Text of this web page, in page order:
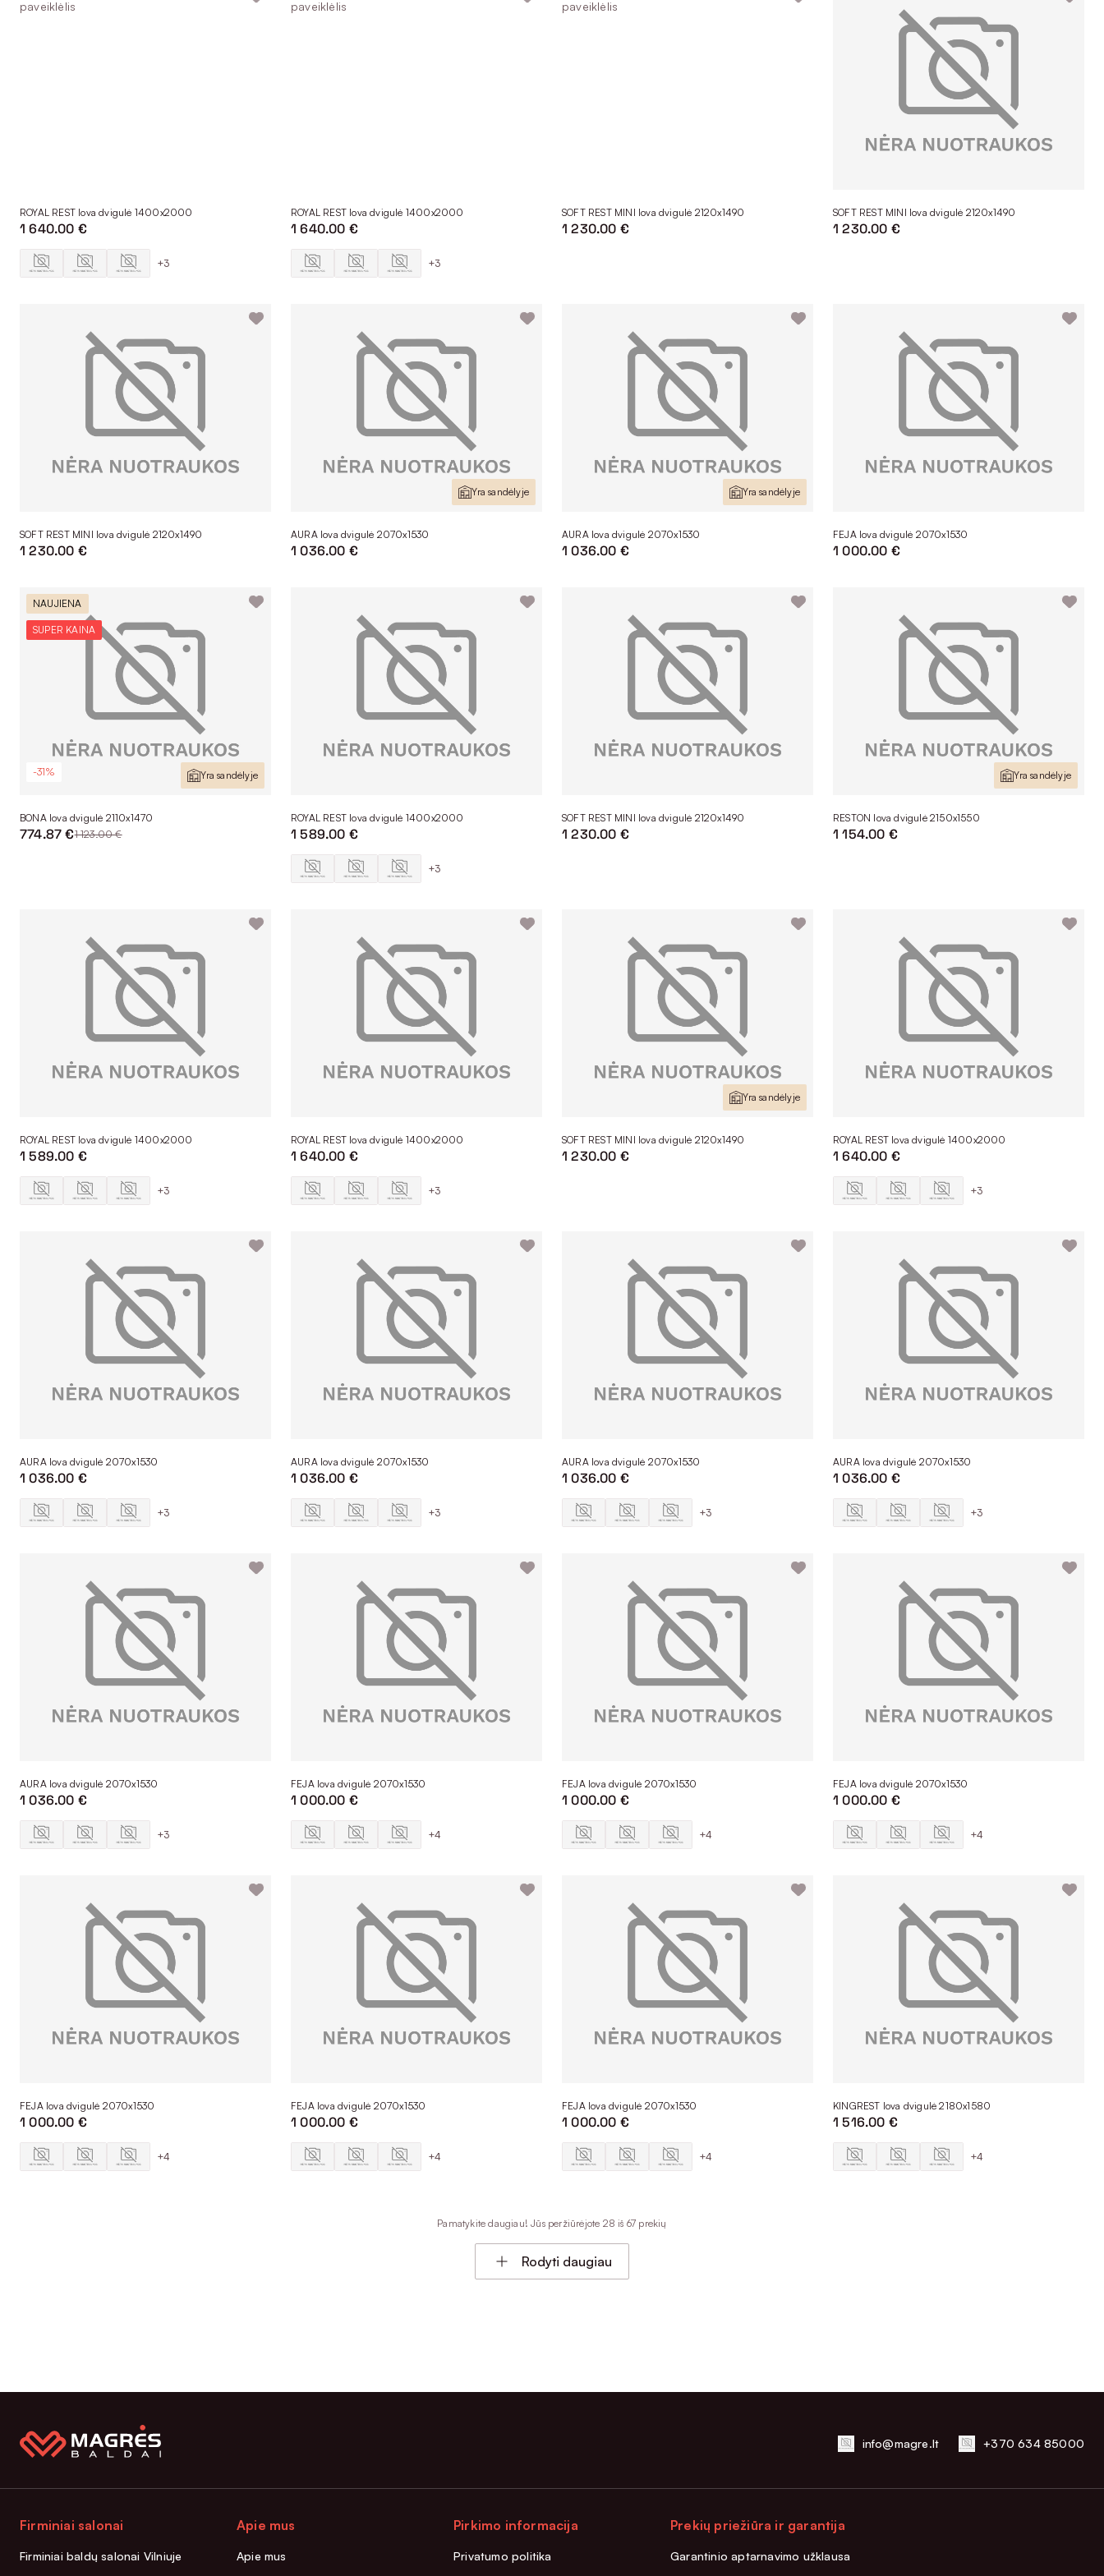
Lietuviškos miegamojo lovos 1400x2000 yra modernios, tvirtos, lengvai pritaikomos bet kokio dizaino interjere. Palyginti kainas ir ypatumus bei užsakyti patogu internetu, bet galite pirkti ir
salonuose – be galimybės realiai įvertinti baldų patogumą, čia galėsite pasinaudoti ir profesionalų konsultacija. Užsukite į salonus Vilniuje, Kaune, Klaipėdoje ar Alytuje. Nemaža dalis modelių
ROYAL REST lova dvigulė 1400x2000
1 640.00 €
+3
ROYAL REST lova dvigulė 1400x2000
1 640.00 €
+3
SOFT REST MINI lova dvigulė 2120x1490
1 230.00 €
SOFT REST MINI lova dvigulė 2120x1490
1 230.00 €
SOFT REST MINI lova dvigulė 2120x1490
1 230.00 €
Yra sandėlyje
AURA lova dvigulė 2070x1530
1 036.00 €
Yra sandėlyje
AURA lova dvigulė 2070x1530
1 036.00 €
FEJA lova dvigulė 2070x1530
1 000.00 €
NAUJIENA
SUPER KAINA
-31% Yra sandėlyje
BONA lova dvigulė 2110x1470
774.87 €1 123.00 €
ROYAL REST lova dvigulė 1400x2000
1 589.00 €
+3
SOFT REST MINI lova dvigulė 2120x1490
1 230.00 €
Yra sandėlyje
RESTON lova dvigulė 2150x1550
1 154.00 €
ROYAL REST lova dvigulė 1400x2000
1 589.00 €
+3
ROYAL REST lova dvigulė 1400x2000
1 640.00 €
+3
Yra sandėlyje
SOFT REST MINI lova dvigulė 2120x1490
1 230.00 €
ROYAL REST lova dvigulė 1400x2000
1 640.00 €
+3
AURA lova dvigulė 2070x1530
1 036.00 €
+3
AURA lova dvigulė 2070x1530
1 036.00 €
+3
AURA lova dvigulė 2070x1530
1 036.00 €
+3
AURA lova dvigulė 2070x1530
1 036.00 €
+3
AURA lova dvigulė 2070x1530
1 036.00 €
+3
FEJA lova dvigulė 2070x1530
1 000.00 €
+4
FEJA lova dvigulė 2070x1530
1 000.00 €
+4
FEJA lova dvigulė 2070x1530
1 000.00 €
+4
FEJA lova dvigulė 2070x1530
1 000.00 €
+4
FEJA lova dvigulė 2070x1530
1 000.00 €
+4
FEJA lova dvigulė 2070x1530
1 000.00 €
+4
KINGREST lova dvigulė 2180x1580
1 516.00 €
+4
Pamatykite daugiau! Jūs peržiūrėjote 28 iš 67 prekių
Rodyti daugiau
info@magre.lt +370 634 85000
Firminiai salonai
Firminiai baldų salonai Vilniuje
Apie mus
Apie mus
Pirkimo informacija
Privatumo politika
Prekių priežiūra ir garantija
Garantinio aptarnavimo užklausa